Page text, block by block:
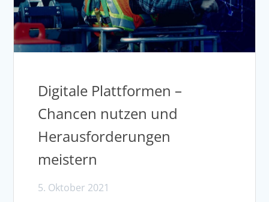
Digitale Plattformen –
Chancen nutzen und
Herausforderungen
meistern
5. Oktober 2021